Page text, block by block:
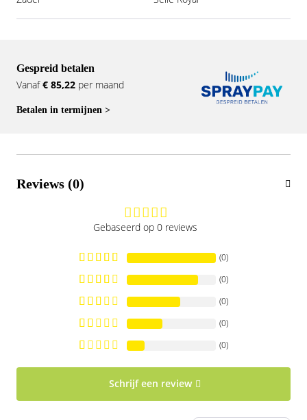
Gespreid betalen
Vanaf€ 85,22 per maand
Betalen in termijnen >
Reviews (0)
Gebaseerd op 0 reviews
(0)
(0)
(0)
(0)
(0)
Schrijf een review